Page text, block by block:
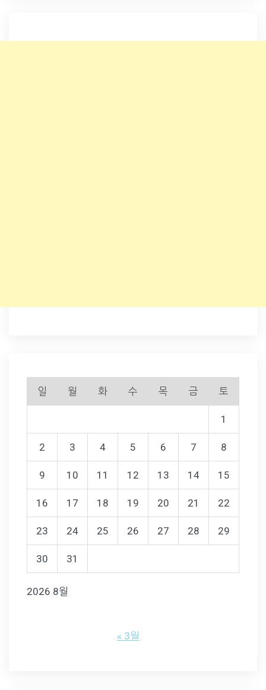
2026 8월
일 월 화 수 목 금 토
1
2 3 4 5 6 7 8
9 10 11 12 13 14 15
16 17 18 19 20 21 22
23 24 25 26 27 28 29
30 31
« 3월